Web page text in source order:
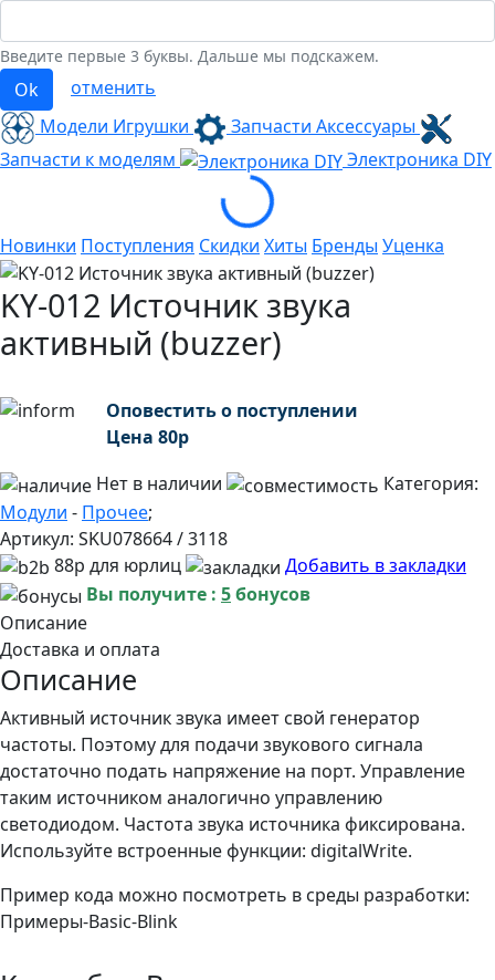
Введите первые 3 буквы. Дальше мы подскажем.
Ok
отменить
Модели Игрушки
Запчасти Аксессуары
Запчасти к моделям
Электроника DIY
Loading...
Новинки Поступления Скидки Хиты Бренды Уценка
KY-012 Источник звука
активный (buzzer)
Оповестить о поступлении
Цена 80р
Нет в наличии
Категория:
Модули - Прочее;
Артикул: SKU078664 / 3118
88р для юрлиц
Добавить в закладки
Вы получите : 5бонусов
Описание
Доставка и оплата
Описание
Активный источник звука имеет свой генератор
частоты. Поэтому для подачи звукового сигнала
достаточно подать напряжение на порт. Управление
таким источником аналогично управлению
светодиодом. Частота звука источника фиксирована.
Используйте встроенные функции: digitalWrite.
Пример кода можно посмотреть в среды разработки:
Примеры-Basic-Blink